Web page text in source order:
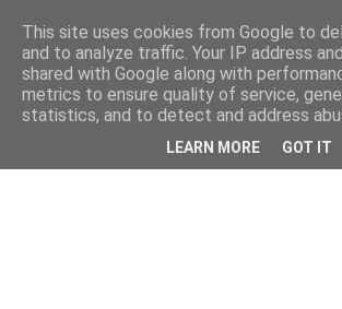
This site uses cookies from Google to
and to analyze traffic. Your IP address
shared with Google along with
metrics to ensure quality of service,
statistics, and to detect and address
LEARN MORE GOT IT